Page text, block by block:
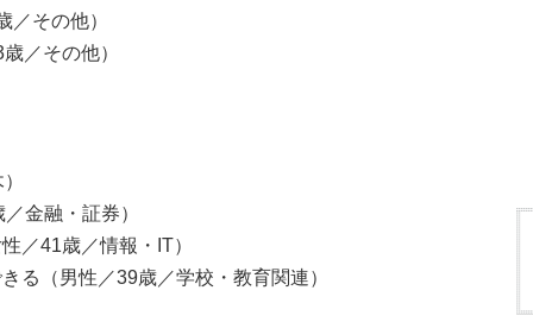
その他）
／その他）
金融・証券）
／41歳／情報・IT）
る（男性／39歳／学校・教育関連）